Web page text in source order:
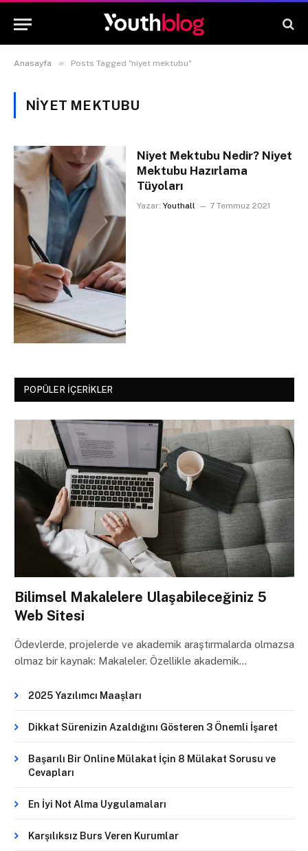
Anasayfa » Posts Tagged "niyet mektubu"
NIYET MEKTUBU
Niyet Mektubu Nedir? Niyet
Mektubu Hazırlama
Tüyoları
Yazar: Youthall 7 Temmuz 2021
POPÜLER İÇERIKLER
Bilimsel Makalelere Ulaşabileceğiniz 5
Web Sitesi
Ödevlerde, projelerde ve akademik araştırmalarda olmazsa
olmaz bir kaynak: Makaleler. Özellikle akademik…
2025 Yazılımcı Maaşları
Dikkat Sürenizin Azaldığını Gösteren 3 Önemli İşaret
Başarılı Bir Online Mülakat İçin 8 Mülakat Sorusu ve
Cevapları
En İyi Not Alma Uygulamaları
Karşılıksız Burs Veren Kurumlar